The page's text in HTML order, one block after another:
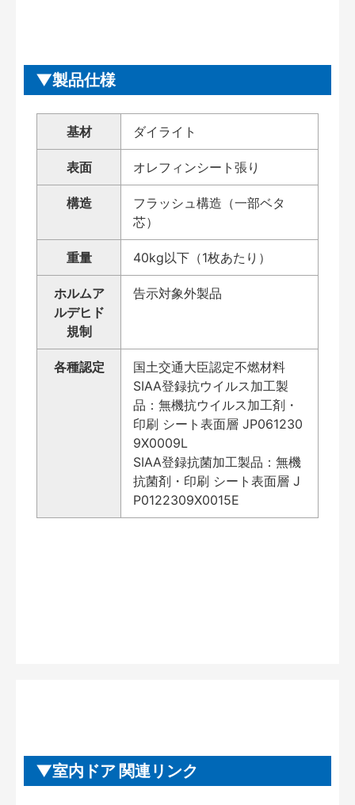
製品仕様
基材 ダイライト
表面 オレフィンシート張り
構造
フラッシュ構造（一部ベタ
芯）
重量 40kg以下（1枚あたり）
ホルムア
ルデヒド
規制
告示対象外製品
各種認定
国土交通大臣認定不燃材料
SIAA登録抗ウイルス加工製
品：無機抗ウイルス加工剤・
印刷 シート表面層 JP061230
9X0009L
SIAA登録抗菌加工製品：無機
抗菌剤・印刷 シート表面層 J
P0122309X0015E
室内ドア 関連リンク